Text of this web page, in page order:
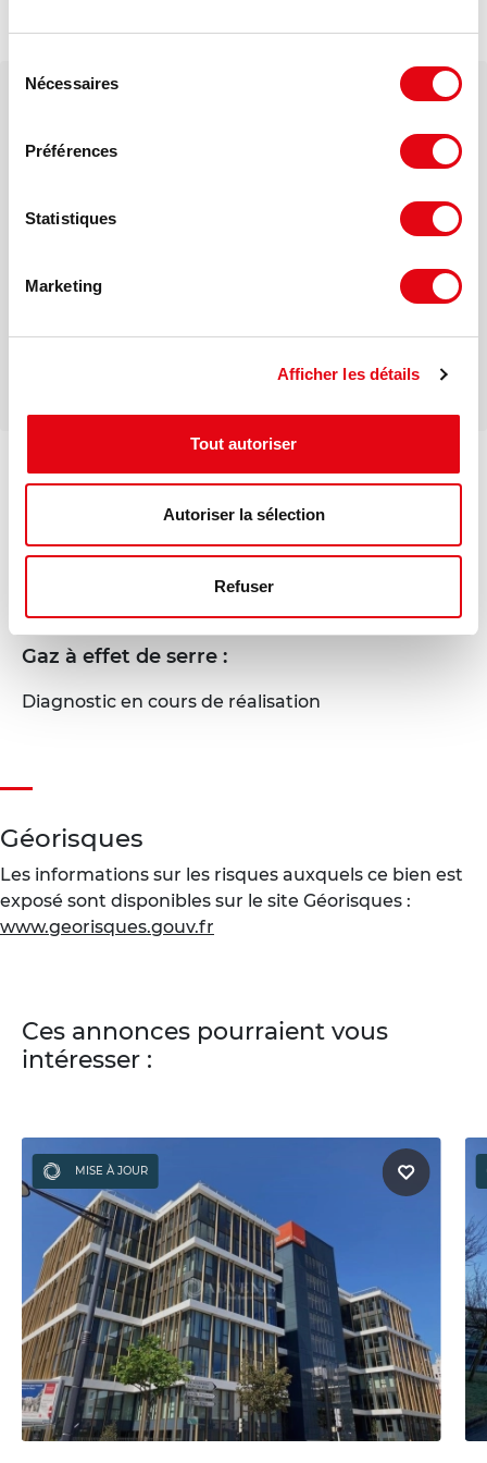
Nécessaires
Préférences
Statistiques
Marketing
Afficher les détails
Tout autoriser
Autoriser la sélection
Refuser
Ligne U
Clément DE GAYARDON
Voir les offres similaires
Consommation énergétique :
Diagnostic en cours de réalisation
Gaz à effet de serre :
Diagnostic en cours de réalisation
Géorisques
Les informations sur les risques auxquels ce bien est
exposé sont disponibles sur le site Géorisques :
www.georisques.gouv.fr
Ces annonces pourraient vous
intéresser :
MISE À JOUR